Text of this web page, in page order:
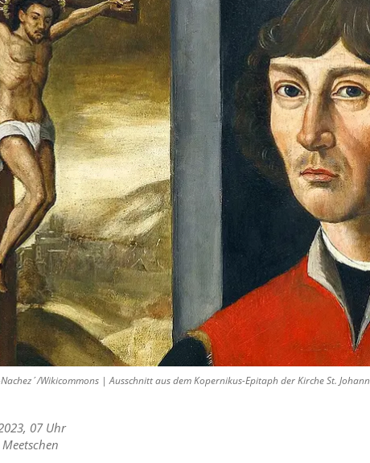
Wikicommons | Ausschnitt aus dem Kopernikus-Epitaph der Kirche St.
07 Uhr